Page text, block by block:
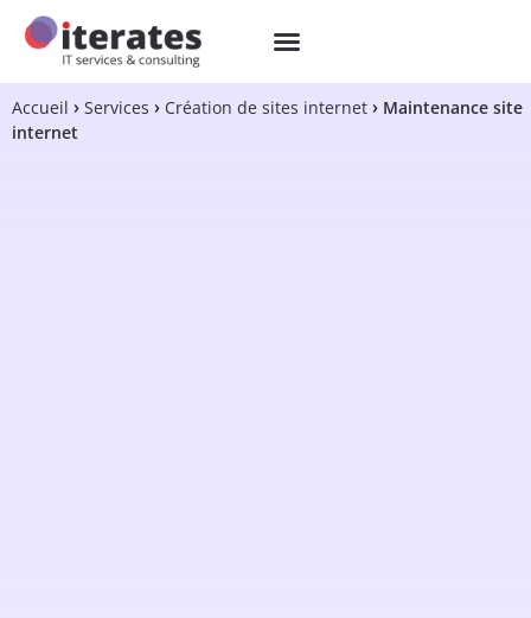
Accueil Services Création de sites internet
internet